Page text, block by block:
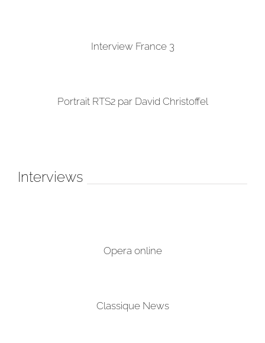
Interview France 3
Portrait RTS2 par David Christoffel
Interviews
Opera online
Classique News